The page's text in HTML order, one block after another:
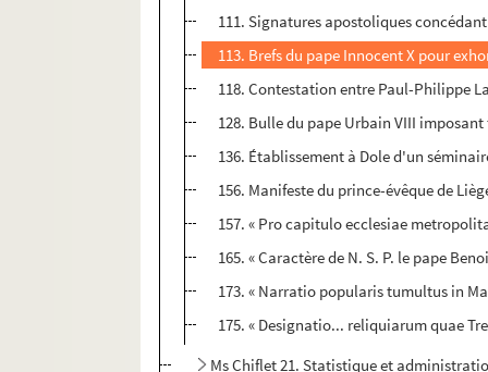
111. Signatures apostoliques
113. Brefs du pape Innocent X pour
118. Contestation entre Paul-Philippe
128. Bulle du pape Urbain VIII
136. Établissement à Dole d'un
156. Manifeste du prince-évêque de
157. « Pro capitulo ecclesiae
165. « Caractère de N. S. P. le pape
173. « Narratio popularis tumultus in
175. « Designatio... reliquiarum quae
Ms Chiflet 21. Statistique et